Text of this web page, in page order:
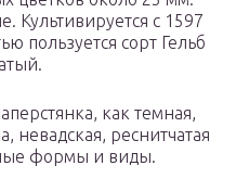
Культивируется с 1597
пользуется сорт Гельб
как темная,
невадская, реснитчатая
формы и виды.